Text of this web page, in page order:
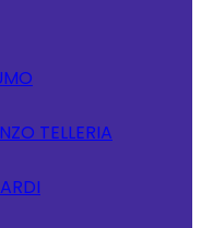
TELLERIA